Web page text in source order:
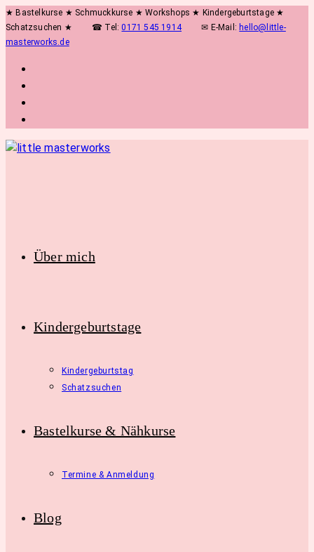
Zum
Inhalt
springen
★ Bastelkurse ★ Schmuckkurse ★ Workshops ★ Kindergeburtstage ★
Schatzsuchen ★
☎ Tel:0171 545 1914 ✉ E-Mail: hello@little-
masterworks.de
Über mich
Kindergeburtstage
Kindergeburtstag
Schatzsuchen
Bastelkurse & Nähkurse
Termine & Anmeldung
Blog